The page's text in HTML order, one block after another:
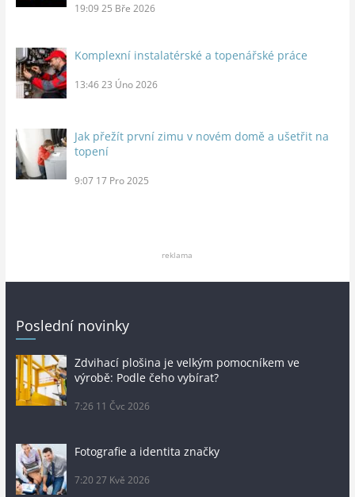
19:09 25 Bře 2026
Komplexní instalatérské a topenářské práce
13:46 23 Úno 2026
Jak přežít první zimu v novém domě a ušetřit na
topení
9:07 17 Pro 2025
reklama
Poslední novinky
Zdvihací plošina je velkým pomocníkem ve
výrobě: Podle čeho vybírat?
7:26 11 Čvc 2026
Fotografie a identita značky
7:20 27 Kvě 2026